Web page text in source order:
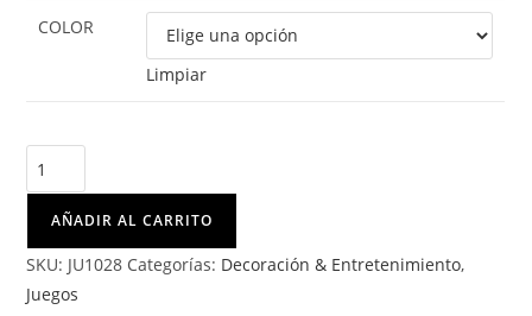
COLOR
Limpiar
AÑADIR AL CARRITO
SKU: JU1028 Categorías: Decoración & Entretenimiento,
Juegos